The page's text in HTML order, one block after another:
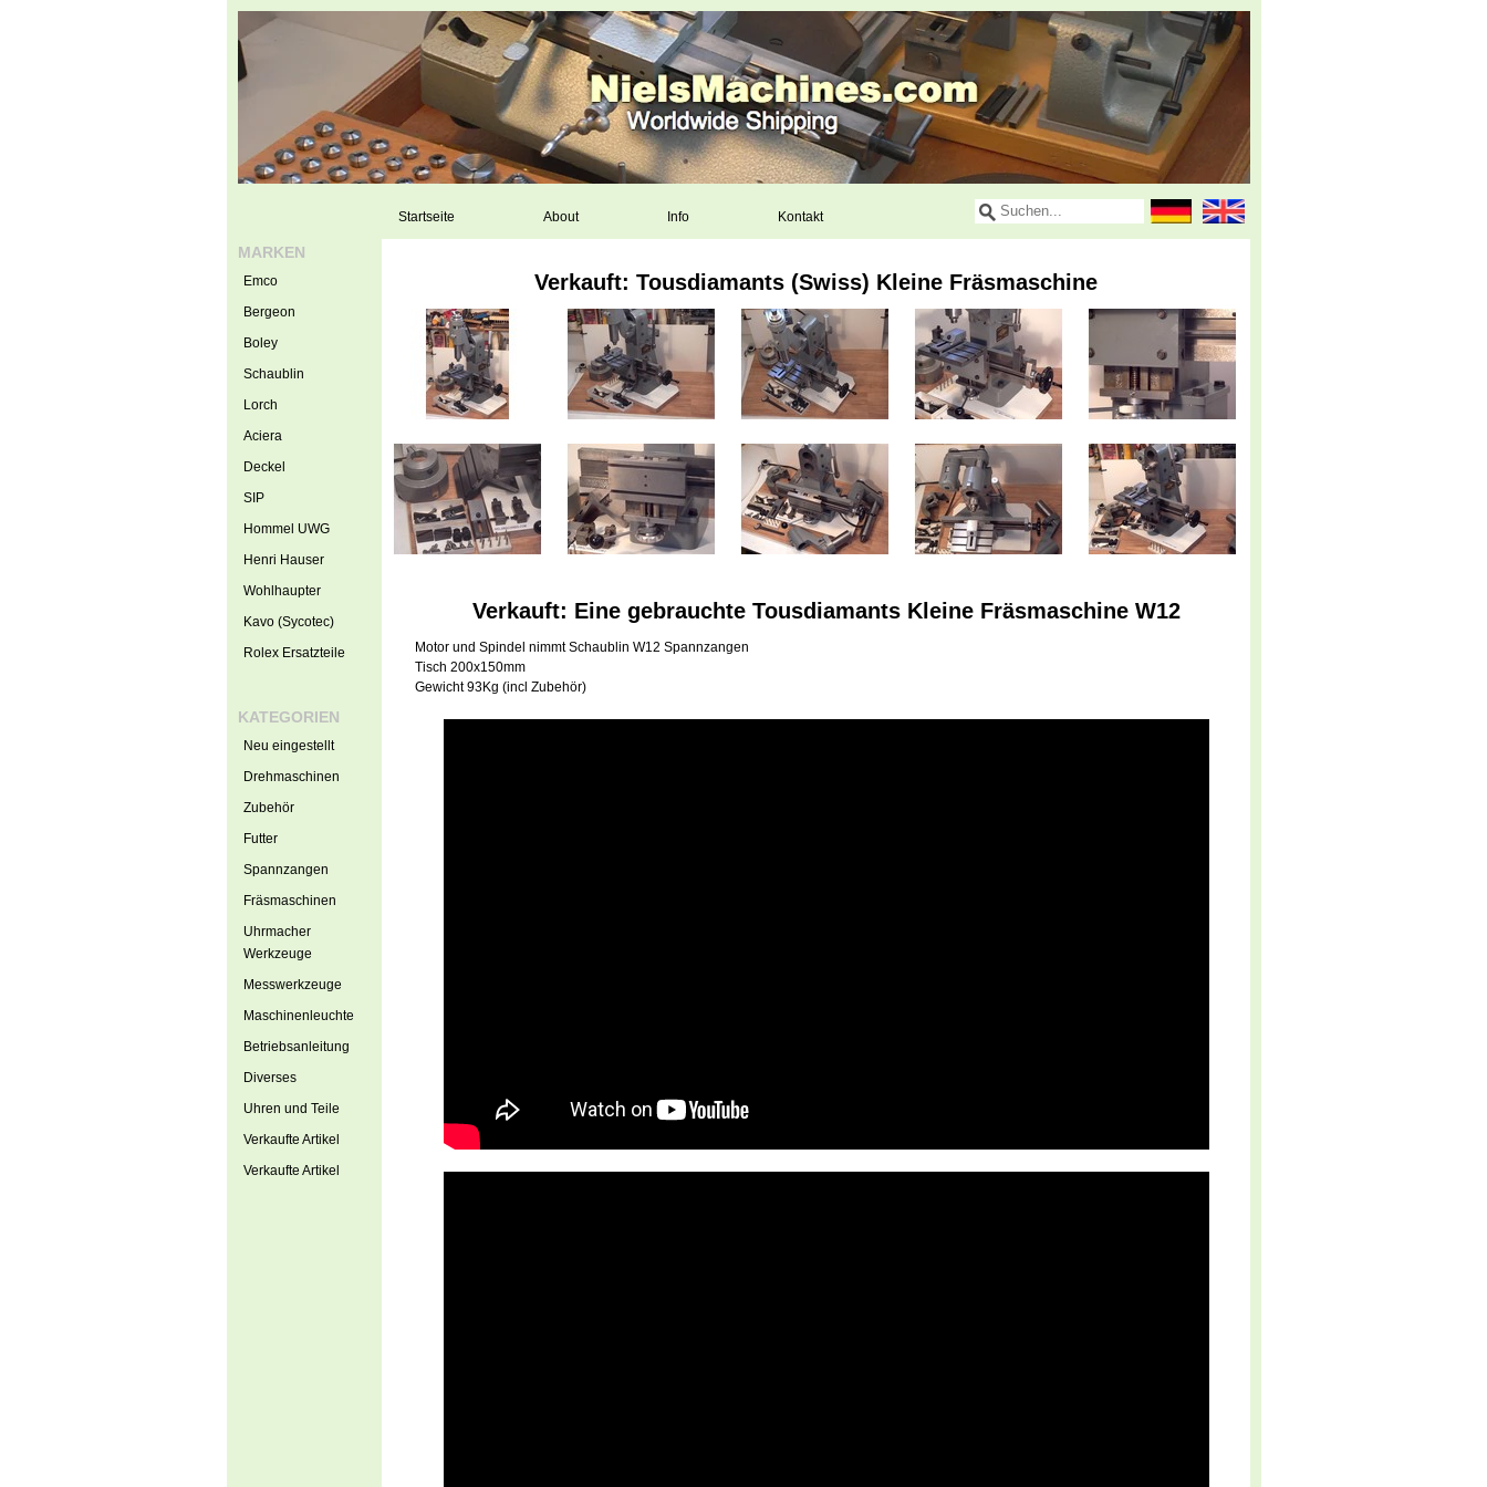
Startseite About Info Kontakt
Verkauft: Tousdiamants (Swiss) Kleine Fräsmaschine
Verkauft: Eine gebrauchte Tousdiamants Kleine Fräsmaschine W12
Motor und Spindel nimmt Schaublin W12 Spannzangen
Tisch 200x150mm
Gewicht 93Kg (incl Zubehör)
MARKEN
Emco
Bergeon
Boley
Schaublin
Lorch
Aciera
Deckel
SIP
Hommel UWG
Henri Hauser
Wohlhaupter
Kavo (Sycotec)
Rolex Ersatzteile
KATEGORIEN
Neu eingestellt
Drehmaschinen
Zubehör
Futter
Spannzangen
Fräsmaschinen
Uhrmacher
Werkzeuge
Messwerkzeuge
Maschinenleuchte
Betriebsanleitung
Diverses
Uhren und Teile
Verkaufte Artikel
Verkaufte Artikel